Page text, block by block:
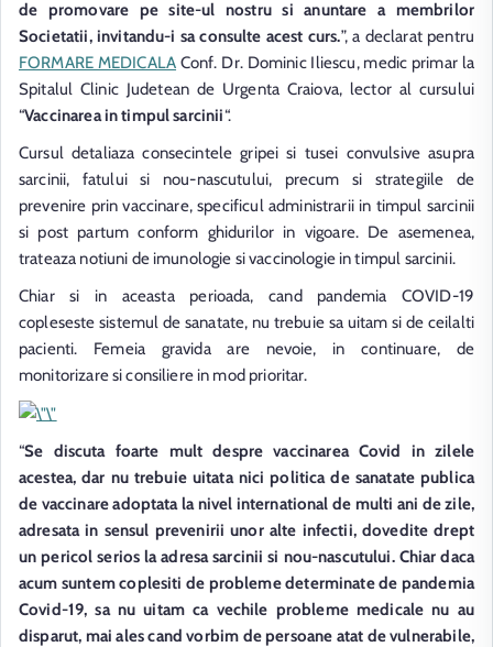
de promovare pe site-ul nostru si anuntare a membrilor
Societatii, invitandu-i sa consulte acest curs.”, a declarat pentru
FORMARE MEDICALA Conf. Dr. Dominic Iliescu, medic primar la
Spitalul Clinic Judetean de Urgenta Craiova, lector al cursului
“Vaccinarea in timpul sarcinii“.
Cursul detaliaza consecintele gripei si tusei convulsive asupra
sarcinii, fatului si nou-nascutului, precum si strategiile de
prevenire prin vaccinare, specificul administrarii in timpul sarcinii
si post partum conform ghidurilor in vigoare. De asemenea,
trateaza notiuni de imunologie si vaccinologie in timpul sarcinii.
Chiar si in aceasta perioada, cand pandemia COVID-19
copleseste sistemul de sanatate, nu trebuie sa uitam si de ceilalti
pacienti. Femeia gravida are nevoie, in continuare, de
monitorizare si consiliere in mod prioritar.
“Se discuta foarte mult despre vaccinarea Covid in zilele
acestea, dar nu trebuie uitata nici politica de sanatate publica
de vaccinare adoptata la nivel international de multi ani de zile,
adresata in sensul prevenirii unor alte infectii, dovedite drept
un pericol serios la adresa sarcinii si nou-nascutului. Chiar daca
acum suntem coplesiti de probleme determinate de pandemia
Covid-19, sa nu uitam ca vechile probleme medicale nu au
disparut, mai ales cand vorbim de persoane atat de vulnerabile,